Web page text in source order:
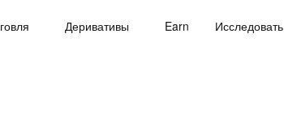
Деривативы Earn Исследовать